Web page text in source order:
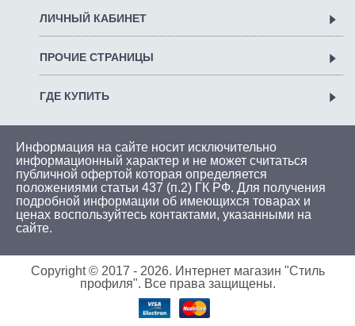
ЛИЧНЫЙ КАБИНЕТ
ПРОЧИЕ СТРАНИЦЫ
ГДЕ КУПИТЬ
Информация на сайте носит исключительно
информационный характер и не может считаться
публичной офертой которая определяется
положениями статьи 437 (п.2) ГК РФ. Для получения
подробной информации об имеющихся товарах и
ценах воспользуйтесь контактами, указанными на
сайте.
Copyright © 2017 - 2026. Интернет магазин "Стиль
профиля". Все права защищены.